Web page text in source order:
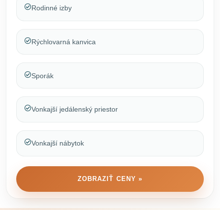
Rodinné izby
Rýchlovarná kanvica
Sporák
Vonkajší jedálenský priestor
Vonkajší nábytok
ZOBRAZIŤ CENY »